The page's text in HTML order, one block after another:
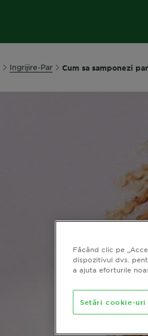
Ingrijire-Par Cum sa samponezi
Făcând clic pe
dispozitivul dvs.
a ajuta eforturile
Setări cookie-uri